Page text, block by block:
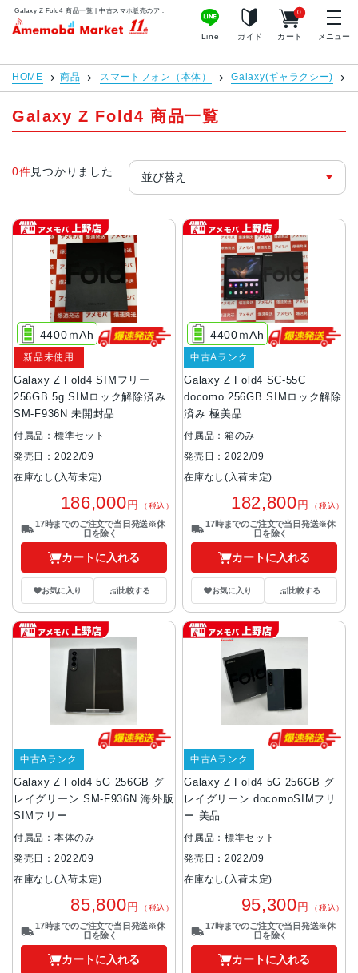
Galaxy Z Fold4 商品一覧 | 中古スマホ販売のアメモバマーケット
アメモバマーケット
Line ガイド カート
0
メニュー
HOME 商品 スマートフォン（本体） Galaxy(ギャラクシー)
Galaxy Z Fold4 商品一覧
0件見つかりました
Galaxy Z Fold4 SIMフリー
256GB 5g SIMロック解除済み
SM-F936N 未開封品
4400ｍAh
新品未使用
付属品：標準セット
発売日：2022/09
在庫なし(入荷未定)
186,000円 （税込）
17時までのご注文で当日発送※休
日を除く
カートに入れる
お気に入り 比較する
Galaxy Z Fold4 SC-55C
docomo 256GB SIMロック解除
済み 極美品
4400ｍAh
中古Aランク
付属品：箱のみ
発売日：2022/09
在庫なし(入荷未定)
182,800円 （税込）
17時までのご注文で当日発送※休
日を除く
カートに入れる
お気に入り 比較する
Galaxy Z Fold4 5G 256GB グ
レイグリーン SM-F936N 海外版
SIMフリー
中古Aランク
付属品：本体のみ
発売日：2022/09
在庫なし(入荷未定)
85,800円 （税込）
17時までのご注文で当日発送※休
日を除く
カートに入れる
Galaxy Z Fold4 5G 256GB グ
レイグリーン docomoSIMフリ
ー 美品
中古Aランク
付属品：標準セット
発売日：2022/09
在庫なし(入荷未定)
95,300円 （税込）
17時までのご注文で当日発送※休
日を除く
カートに入れる